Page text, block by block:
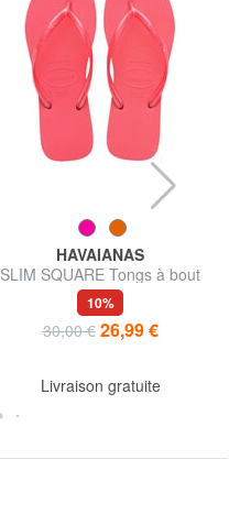
HAVAIANAS
SLIM SQUARE Tongs à bout
carré
10%
30,00 € 26,99 €
Livraison gratuite